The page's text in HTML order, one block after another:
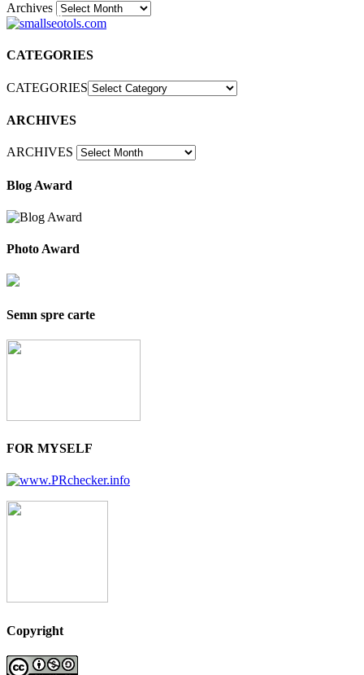
Archives30
CATEGORIES
CATEGORIES
ARCHIVES
ARCHIVES
Blog Award
Photo Award
Semn spre carte
FOR MYSELF
Copyright